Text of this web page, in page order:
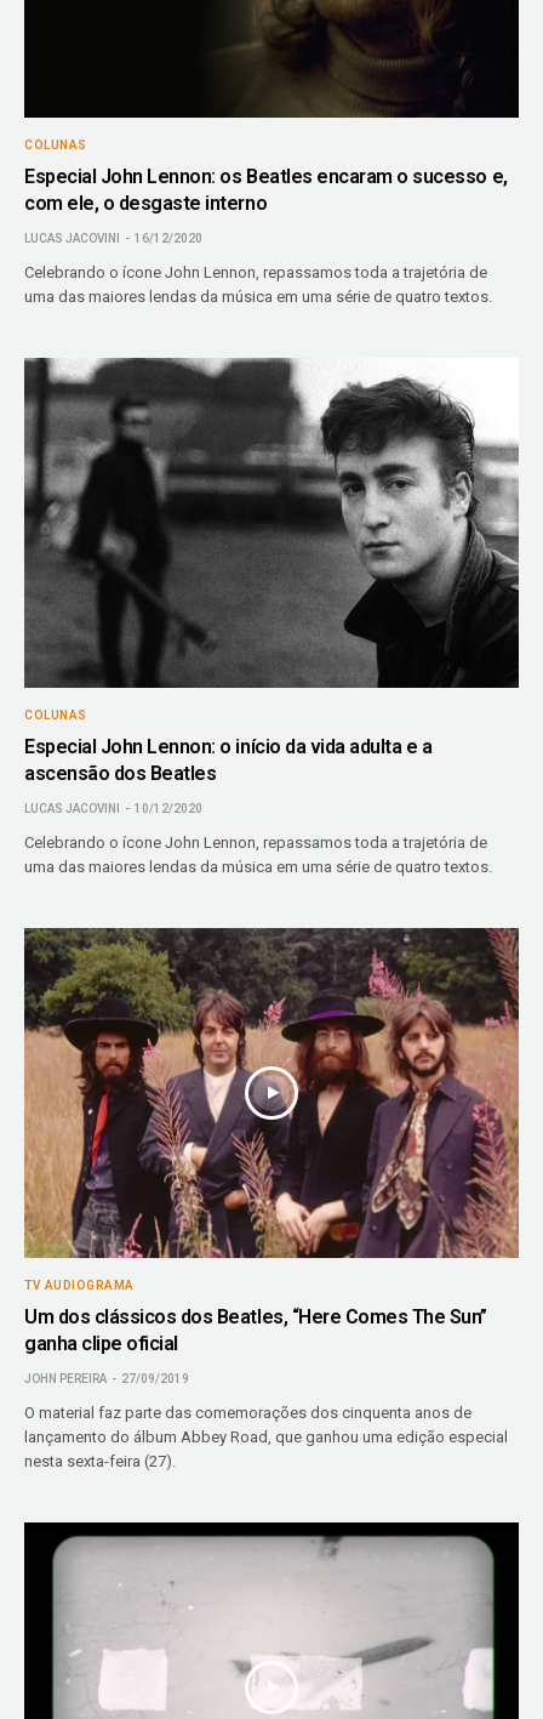
COLUNAS
Especial John Lennon: os Beatles encaram o sucesso e,
com ele, o desgaste interno
LUCAS JACOVINI 16/12/2020
Celebrando o ícone John Lennon, repassamos toda a trajetória de
uma das maiores lendas da música em uma série de quatro textos.
COLUNAS
Especial John Lennon: o início da vida adulta e a
ascensão dos Beatles
LUCAS JACOVINI 10/12/2020
Celebrando o ícone John Lennon, repassamos toda a trajetória de
uma das maiores lendas da música em uma série de quatro textos.
TV AUDIOGRAMA
Um dos clássicos dos Beatles, “Here Comes The Sun”
ganha clipe oficial
JOHN PEREIRA 27/09/2019
O material faz parte das comemorações dos cinquenta anos de
lançamento do álbum Abbey Road, que ganhou uma edição especial
nesta sexta-feira (27).